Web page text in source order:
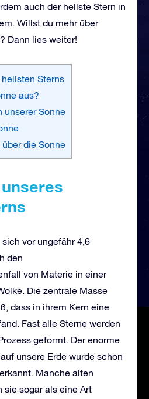
auch der hellste Stern in
Willst du mehr über
Dann lies weiter!
Sterns
aus?
unserer Sonne
die Sonne
vor ungefähr 4,6
den
von Materie in einer
Die zentrale Masse
dass in ihrem Kern eine
Fast alle Sterne werden
geformt. Der enorme
unsere Erde wurde schon
Manche alten
sie sogar als eine Art